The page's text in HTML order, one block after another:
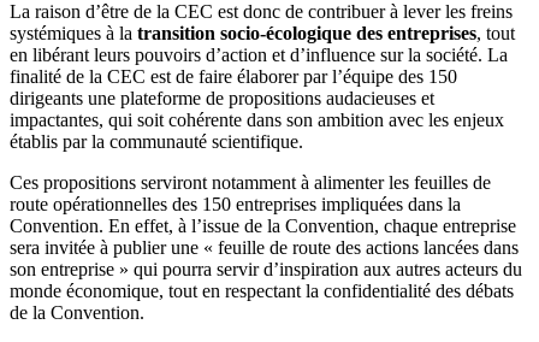
La raison d’être de la CEC est donc de contribuer à lever les freins
systémiques à la transition socio-écologique des entreprises, tout
en libérant leurs pouvoirs d’action et d’influence sur la société. La
finalité de la CEC est de faire élaborer par l’équipe des 150
dirigeants une plateforme de propositions audacieuses et
impactantes, qui soit cohérente dans son ambition avec les enjeux
établis par la communauté scientifique.
Ces propositions serviront notamment à alimenter les feuilles de
route opérationnelles des 150 entreprises impliquées dans la
Convention. En effet, à l’issue de la Convention, chaque entreprise
sera invitée à publier une « feuille de route des actions lancées dans
son entreprise » qui pourra servir d’inspiration aux autres acteurs du
monde économique, tout en respectant la confidentialité des débats
de la Convention.